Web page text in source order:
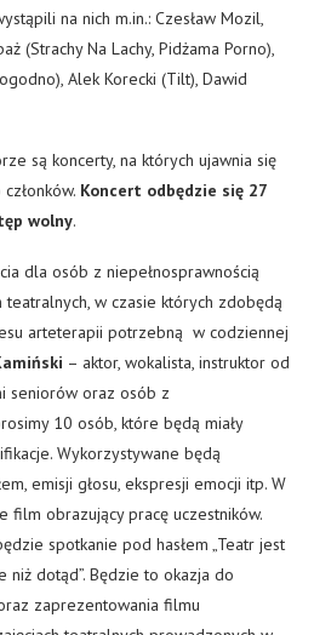
na nich m.in.: Czesław Mozil,
(Strachy Na Lachy, Pidżama Porno),
Alek Korecki (Tilt), Dawid
są koncerty, na których ujawnia się
Koncert odbędzie się 27
wolny.
dla osób z niepełnosprawnością
teatralnych, w czasie których zdobędą
arteterapii potrzebną w codziennej
– aktor, wokalista, instruktor od
seniorów oraz osób z
10 osób, które będą miały
Wykorzystywane będą
emisji głosu, ekspresji emocji itp. W
film obrazujący pracę uczestników.
spotkanie pod hasłem „Teatr jest
niż dotąd”. Będzie to okazja do
zaprezentowania filmu